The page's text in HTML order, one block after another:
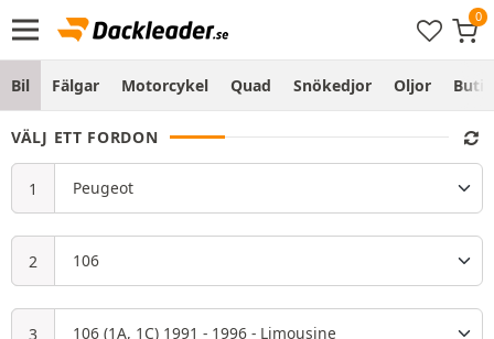
Bil Fälgar Motorcykel Quad Snökedjor Oljor Butik
VÄLJ ETT FORDON